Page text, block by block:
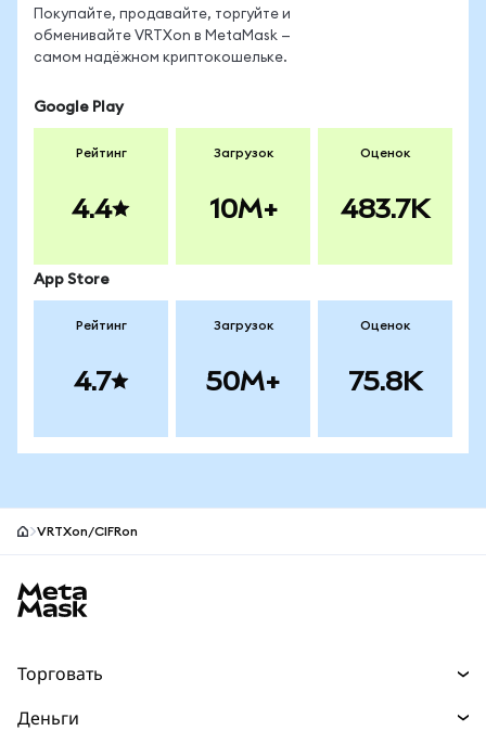
Покупайте, продавайте, торгуйте и
обменивайте VRTXon в MetaMask —
самом надёжном криптокошельке.
Google Play
Рейтинг
4.4
Загрузок
10M+
Оценок
483.7K
App Store
Рейтинг
4.7
Загрузок
50M+
Оценок
75.8K
VRTXon/CIFRon
Торговать
Деньги